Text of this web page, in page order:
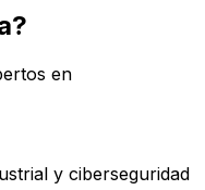
en
y ciberseguridad